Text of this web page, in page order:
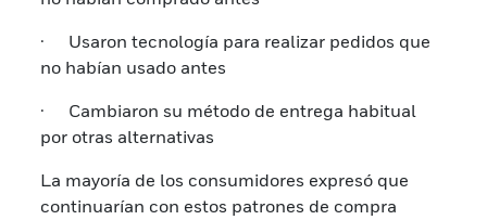
· Usaron tecnología para realizar pedidos que
no habían usado antes
· Cambiaron su método de entrega habitual
por otras alternativas
La mayoría de los consumidores expresó que
continuarían con estos patrones de compra